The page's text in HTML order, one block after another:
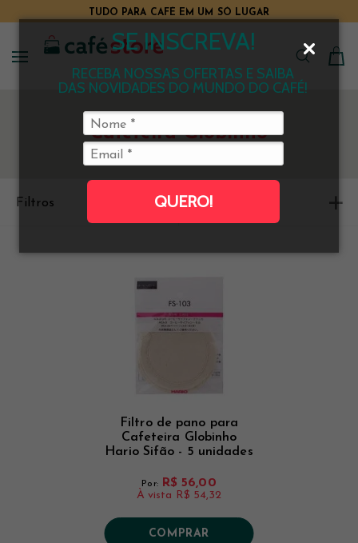
SE INSCREVA!
RECEBA NOSSAS OFERTAS E SAIBA
DAS NOVIDADES DO MUNDO DO CAFÉ!
QUERO!
TUDO PARA CAFÉ EM UM SÓ LUGAR
Cafeteira Globinho
Filtros Ordenar
Filtro de pano para
Cafeteira Globinho
Hario Sifão - 5 unidades
Por: R$ 56,00
À vista R$ 54,32
COMPRAR